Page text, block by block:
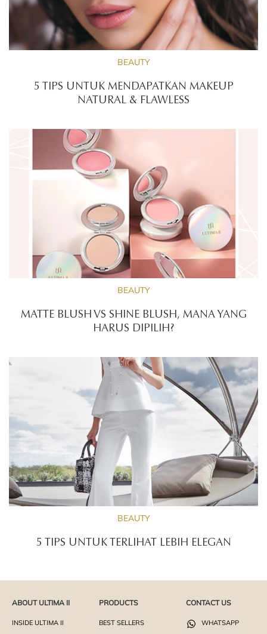
BEAUTY
5 TIPS UNTUK MENDAPATKAN MAKEUP
NATURAL & FLAWLESS
BEAUTY
MATTE BLUSH VS SHINE BLUSH, MANA YANG
HARUS DIPILIH?
BEAUTY
5 TIPS UNTUK TERLIHAT LEBIH ELEGAN
ABOUT ULTIMA II
INSIDE ULTIMA II
PRODUCTS
BEST SELLERS
CONTACT US
WHATSAPP